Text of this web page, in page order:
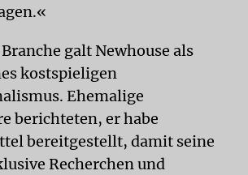
galt Newhouse als
kostspieligen
Ehemalige
berichteten, er habe
bereitgestellt, damit seine
Recherchen und